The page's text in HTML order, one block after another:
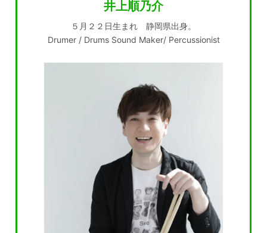
井上順乃介
５月２２日生まれ 静岡県出身。
Drumer / Drums Sound Maker/ Percussionist